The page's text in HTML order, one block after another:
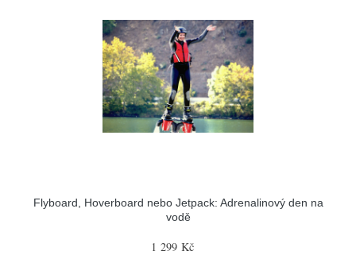
Flyboard, Hoverboard nebo Jetpack: Adrenalinový den na
vodě
1 299 Kč